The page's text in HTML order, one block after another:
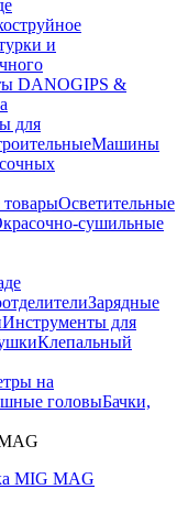
и
DANOGIPS &
для
Машины
Осветительные
сушильные
Зарядные
Инструменты для
Клепальный
на
головыБачки,